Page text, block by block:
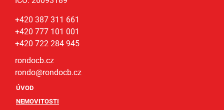
+420 387 311 661
+420 777 101 001
+420 722 284 945
rondocb.cz
rondo@rondocb.cz
ÚVOD
NEMOVITOSTI